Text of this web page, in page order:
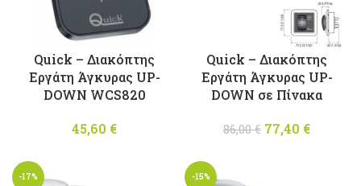
Quick – Διακόπτης
Εργάτη Άγκυρας UP-
DOWN WCS820
45,60 €
Quick – Διακόπτης
Εργάτη Άγκυρας UP-
DOWN σε Πίνακα
86,00€
Original
77,40 €
-17% -15%